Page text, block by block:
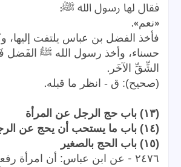
فقال لها رسول الله ﷺ:
«نعم».
فأخذ الفضل بن عباس يلتفت إليها،
حسناء، وأخذ رسول الله ﷺ
الشِّقِّ الآخَر .
(صحيح): ق - انظر ما قبله.
(١٣) باب حج الرجل عن المرأة
(١٤) باب ما يستحب أن يحج عن الرجل أكبر ولده
(١٥) باب الحج بالصغير
٢٤٧٦ - عن ابن عباس: أن امرأة